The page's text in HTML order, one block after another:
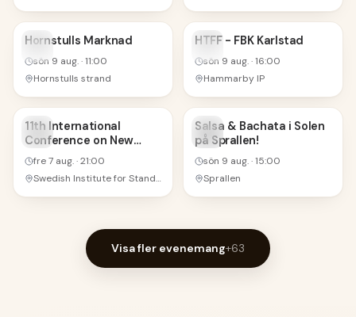
9
Hornstulls Marknad
sön 9 aug.·11:00
Hornstulls strand
9
HTFF - FBK Karlstad
sön 9 aug.·16:00
Hammarby IP
7
AUG
11th International
Conference on New
Trends in Teaching and
Education
fre 7 aug.·21:00
Swedish Institute for Standards
9
AUG
Salsa & Bachata i Solen
på Sprallen!
sön 9 aug.·15:00
Sprallen
Visa fler evenemang+63